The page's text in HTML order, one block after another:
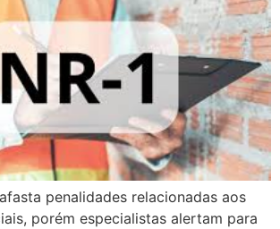
penalidades relacionadas aos
porém especialistas alertam para